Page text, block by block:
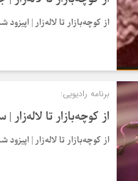
از کوچه‌بازار تا لاله‌زار | اپیزود
برنامه رادیویی:
از کوچه‌بازار تا لاله‌زار |
از کوچه‌بازار تا لاله‌زار | اپیزود